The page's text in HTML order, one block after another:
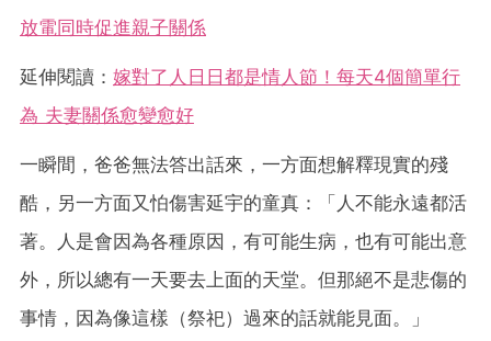
放電同時促進親子關係
延伸閱讀： 嫁對了人日日都是情人節！每天4個簡單行
為 夫妻關係愈變愈好
一瞬間，爸爸無法答出話來，一方面想解釋現實的殘
酷，另一方面又怕傷害延宇的童真：「人不能永遠都活
著。人是會因為各種原因，有可能生病，也有可能出意
外，所以總有一天要去上面的天堂。但那絕不是悲傷的
事情，因為像這樣（祭祀）過來的話就能見面。」